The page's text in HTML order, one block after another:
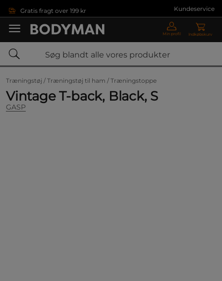
Gratis fragt over 199 kr Kundeservice
Min profil Indkøbskurv
Træningstøj / Træningstøj til ham / Træningstoppe
Vintage T-back, Black, S
GASP